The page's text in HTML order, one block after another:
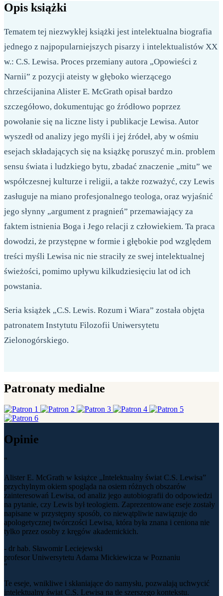
Opis książki
Tematem tej niezwykłej książki jest intelektualna biografia
jednego z najpopularniejszych pisarzy i intelektualistów XX
w.: C.S. Lewisa. Proces przemiany autora „Opowieści z
Narnii” z pozycji ateisty w głęboko wierzącego
chrześcijanina Alister E. McGrath opisał bardzo
szczegółowo, dokumentując go źródłowo poprzez
powołanie się na liczne listy i publikacje Lewisa. Autor
wyszedł od analizy jego myśli i jej źródeł, aby w ośmiu
esejach składających się na książkę poruszyć m.in. problem
sensu świata i ludzkiego bytu, zbadać znaczenie „mitu” we
współczesnej kulturze i religii, a także rozważyć, czy Lewis
zasługuje na miano profesjonalnego teologa, oraz wyjaśnić
jego słynny „argument z pragnień” przemawiający za
faktem istnienia Boga i Jego relacji z człowiekiem. Ta praca
dowodzi, że przystępne w formie i głębokie pod względem
treści myśli Lewisa nic nie straciły ze swej intelektualnej
świeżości, pomimo upływu kilkudziesięciu lat od ich
powstania.
Seria książek „C.S. Lewis. Rozum i Wiara” została objęta
patronatem Instytutu Filozofii Uniwersytetu
Zielonogórskiego.
Patronaty medialne
Opinie
"
Alister E. McGrath w książce „Intelektualny świat C.S. Lewisa”
przychylnym okiem spogląda na osiem różnych obszarów
zainteresowań Lewisa, od analiz jego autobiografii do odpowiedzi
na pytanie, czy Lewis był teologiem. Zaprezentowane eseje zostały
napisane w przystępny sposób, co niewątpliwie nawiązuje do
apologetycznej twórczości Lewisa, która była znana i ceniona nie
tylko przez osoby z kręgów akademickich.
- dr hab. Sławomir Leciejewski
profesor Uniwersytetu Adama Mickiewicza w Poznaniu
"
Te eseje, wnikliwe i skłaniające do namysłu, pozwalają uchwycić
intelektualny świat C.S. Lewisa na tle szerszego kontekstu.